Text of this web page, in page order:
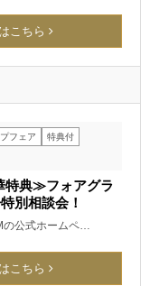
こちら
フェア
特典付
特典≫フォアグラ
別相談会！
公式ホームペ…
こちら